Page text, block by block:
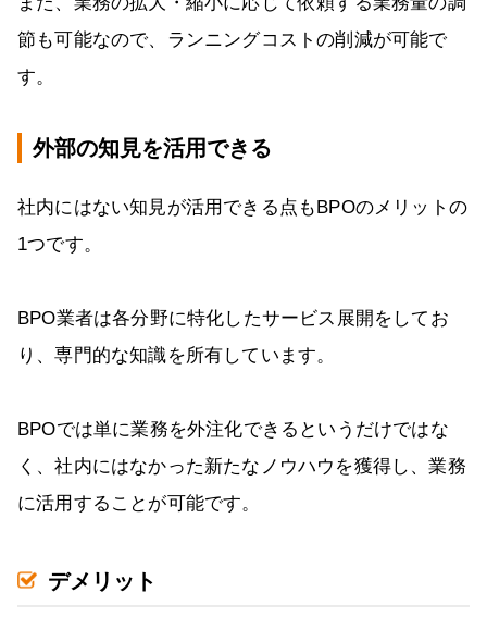
節も可能なので、ランニングコストの削減が可能で
す。
外部の知見を活用できる
社内にはない知見が活用できる点もBPOのメリットの
1つです。
BPO業者は各分野に特化したサービス展開をしてお
り、専門的な知識を所有しています。
BPOでは単に業務を外注化できるというだけではな
く、社内にはなかった新たなノウハウを獲得し、業務
に活用することが可能です。
デメリット